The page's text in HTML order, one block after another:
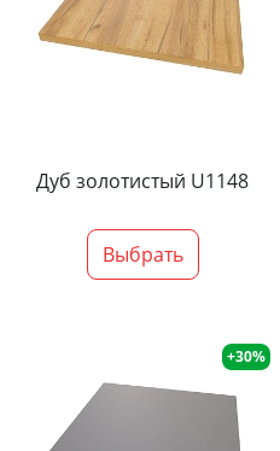
Дуб золотистый U1148
Выбрать
+30%